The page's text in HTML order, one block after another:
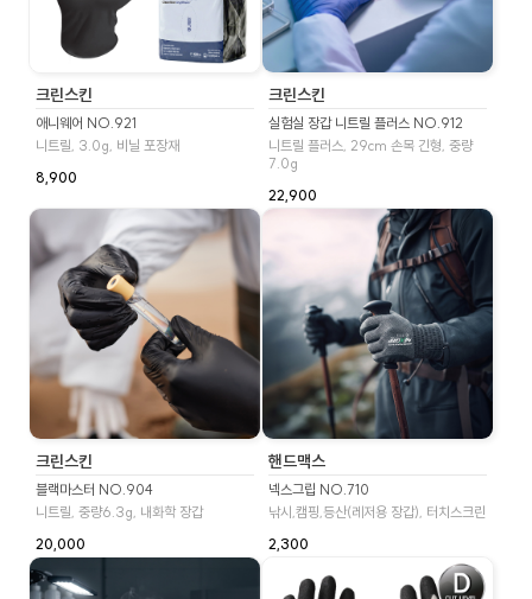
크린스킨
애니웨어 NO.921
니트릴, 3.0g, 비닐 포장재
8,900
크린스킨
실험실 장갑 니트릴 플러스 NO.912
니트릴 플러스, 29cm 손목 긴형, 중량
7.0g
22,900
크린스킨
블랙마스터 NO.904
니트릴, 중량6.3g, 내화학 장갑
20,000
핸드맥스
넥스그립 NO.710
낚시,캠핑,등산(레저용 장갑), 터치스크린
2,300